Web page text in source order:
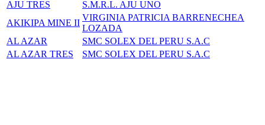
AJU TRES
S.M.R.L. AJU UNO
AKIKIPA MINE II
VIRGINIA PATRICIA BARRENECHEA
LOZADA
AL AZAR
SMC SOLEX DEL PERU S.A.C
AL AZAR TRES
SMC SOLEX DEL PERU S.A.C